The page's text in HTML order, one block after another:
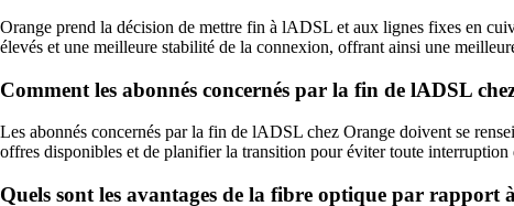
Orange prend la décision de mettre fin à lADSL et aux lignes fixes en
élevés et une meilleure stabilité de la connexion, offrant ainsi une
Comment les abonnés concernés par la fin de lADSL
Les abonnés concernés par la fin de lADSL chez Orange doivent se
offres disponibles et de planifier la transition pour éviter toute interruption
Quels sont les avantages de la fibre optique par rapport